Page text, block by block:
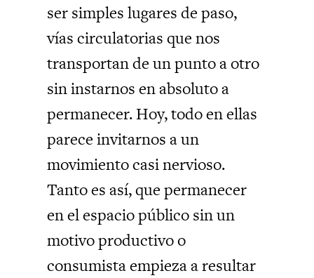
ser simples lugares de paso,
vías circulatorias que nos
transportan de un punto a otro
sin instarnos en absoluto a
permanecer. Hoy, todo en ellas
parece invitarnos a un
movimiento casi nervioso.
Tanto es así, que permanecer
en el espacio público sin un
motivo productivo o
consumista empieza a resultar